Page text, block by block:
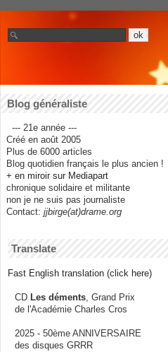
Blog généraliste
--- 21e année ---
Créé en août 2005
Plus de 6000 articles
Blog quotidien français le plus ancien !
+ en miroir sur Mediapart
chronique solidaire et militante
non je ne suis pas journaliste
Contact: jjbirge(at)drame.org
Translate
Fast English translation (click here)
CD Les déments , Grand Prix
de l'Académie Charles Cros
2025 - 50ème ANNIVERSAIRE
des disques GRRR